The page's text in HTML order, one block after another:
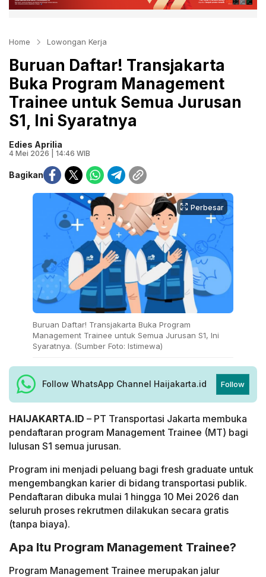
Home Lowongan Kerja
Buruan Daftar! Transjakarta
Buka Program Management
Trainee untuk Semua Jurusan
S1, Ini Syaratnya
Edies Aprilia
4 Mei 2026 | 14:46 WIB
Bagikan
Perbesar
Buruan Daftar! Transjakarta Buka Program
Management Trainee untuk Semua Jurusan S1, Ini
Syaratnya. (Sumber Foto: Istimewa)
Follow WhatsApp Channel Haijakarta.id Follow
HAIJAKARTA.ID – PT Transportasi Jakarta membuka
pendaftaran program Management Trainee (MT) bagi
lulusan S1 semua jurusan.
Program ini menjadi peluang bagi fresh graduate untuk
mengembangkan karier di bidang transportasi publik.
Pendaftaran dibuka mulai 1 hingga 10 Mei 2026 dan
seluruh proses rekrutmen dilakukan secara gratis
(tanpa biaya).
Apa Itu Program Management Trainee?
Program Management Trainee merupakan jalur